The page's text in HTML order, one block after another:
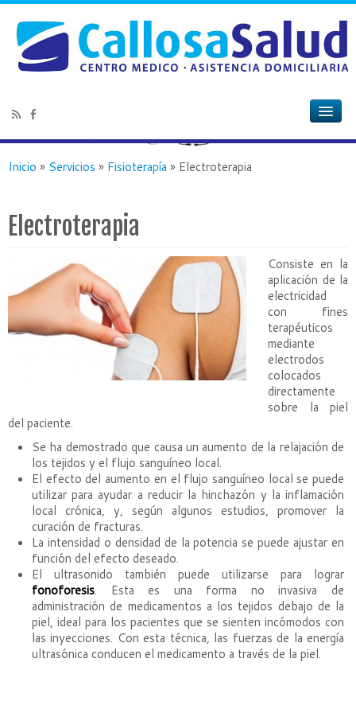
Inicio » Servicios » Fisioterapía » Electroterapia
Electroterapia
Consiste en la
aplicación de la
electricidad
con fines
terapéuticos
mediante
electrodos
colocados
directamente
sobre la piel
del paciente.
Se ha demostrado que causa un aumento de la relajación de
los tejidos y el flujo sanguíneo local.
El efecto del aumento en el flujo sanguíneo local se puede
utilizar para ayudar a reducir la hinchazón y la inflamación
local crónica, y, según algunos estudios, promover la
curación de fracturas.
La intensidad o densidad de la potencia se puede ajustar en
función del efecto deseado.
El ultrasonido también puede utilizarse para lograr
fonoforesis. Esta es una forma no invasiva de
administración de medicamentos a los tejidos debajo de la
piel, ideal para los pacientes que se sienten incómodos con
las inyecciones. Con esta técnica, las fuerzas de la energía
ultrasónica conducen el medicamento a través de la piel.